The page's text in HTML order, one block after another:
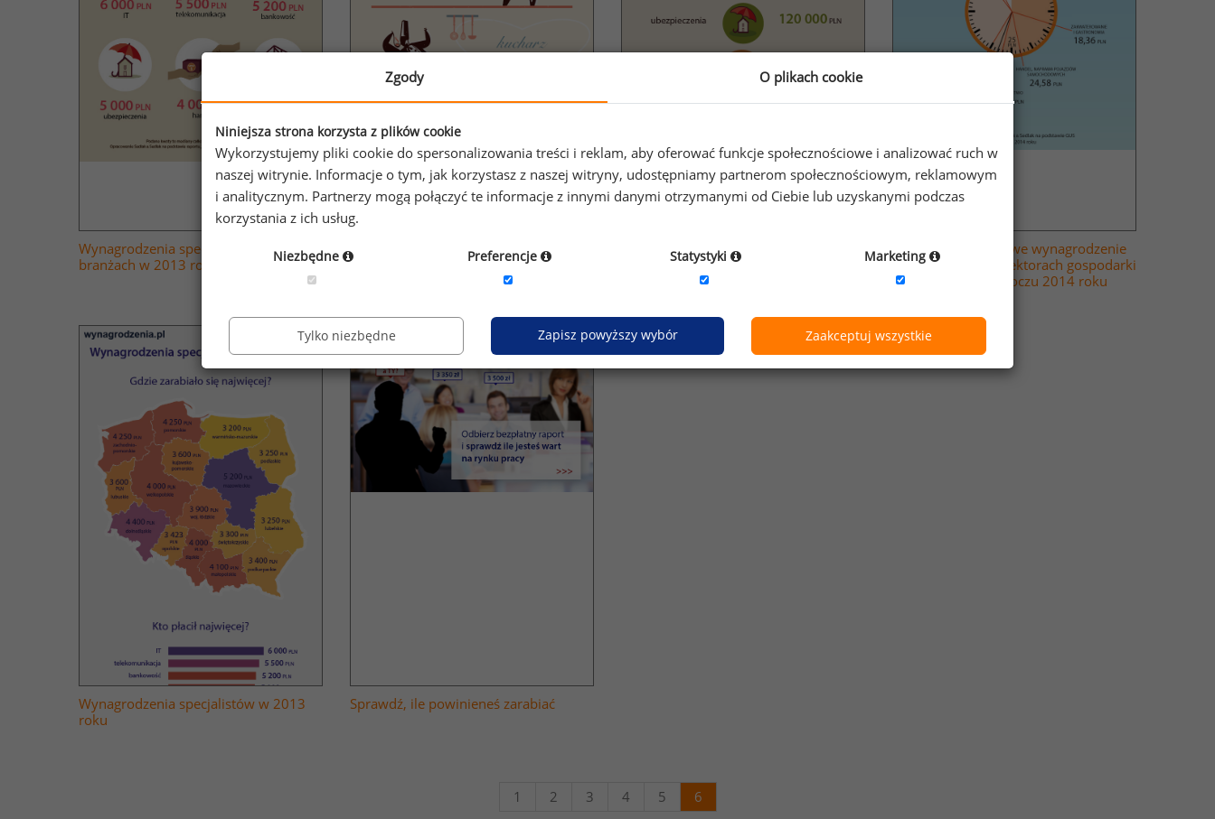
Wynagrodzenia specjalistów w różnych
branżach w 2013 roku
Zarobki w gastronomii
Wynagrodzenia członków rad
nadzorczych w 2013 roku w spółkach z
różnych branż
Przeciętne godzinowe wynagrodzenie
brutto w różnych sektorach gospodarki
narodowej w I półroczu 2014 roku
Wynagrodzenia specjalistów w 2013
roku
Sprawdź, ile powinieneś zarabiać
1 2 3 4 5 6
Zgody O plikach cookie
Niniejsza strona korzysta z plików cookie
Wykorzystujemy pliki cookie do spersonalizowania treści i reklam, aby oferować funkcje społecznościowe i analizować ruch w
naszej witrynie. Informacje o tym, jak korzystasz z naszej witryny, udostępniamy partnerom społecznościowym, reklamowym
i analitycznym. Partnerzy mogą połączyć te informacje z innymi danymi otrzymanymi od Ciebie lub uzyskanymi podczas
korzystania z ich usług.
Niezbędne Preferencje Statystyki Marketing
Tylko niezbędne Zapisz powyższy wybór Zaakceptuj wszystkie